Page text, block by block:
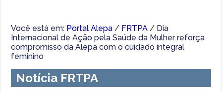
Você está em: Portal Alepa / FRTPA / Dia
Internacional de Ação pela Saúde da Mulher reforça
compromisso da Alepa com o cuidado integral
feminino
Notícia FRTPA